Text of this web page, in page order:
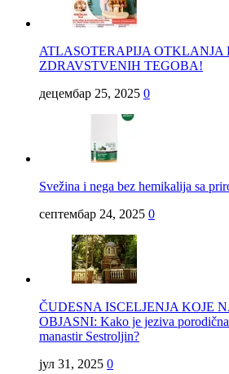
ATLASOTERAPIJA OTKLANJA
ZDRAVSTVENIH TEGOBA!
децембар 25, 2025 0
Svežina i nega bez hemikalija sa
септембар 24, 2025 0
ČUDESNA ISCELJENJA KOJE
OBJASNI: Kako je jeziva
manastir Sestroljin?
јул 31, 2025 0